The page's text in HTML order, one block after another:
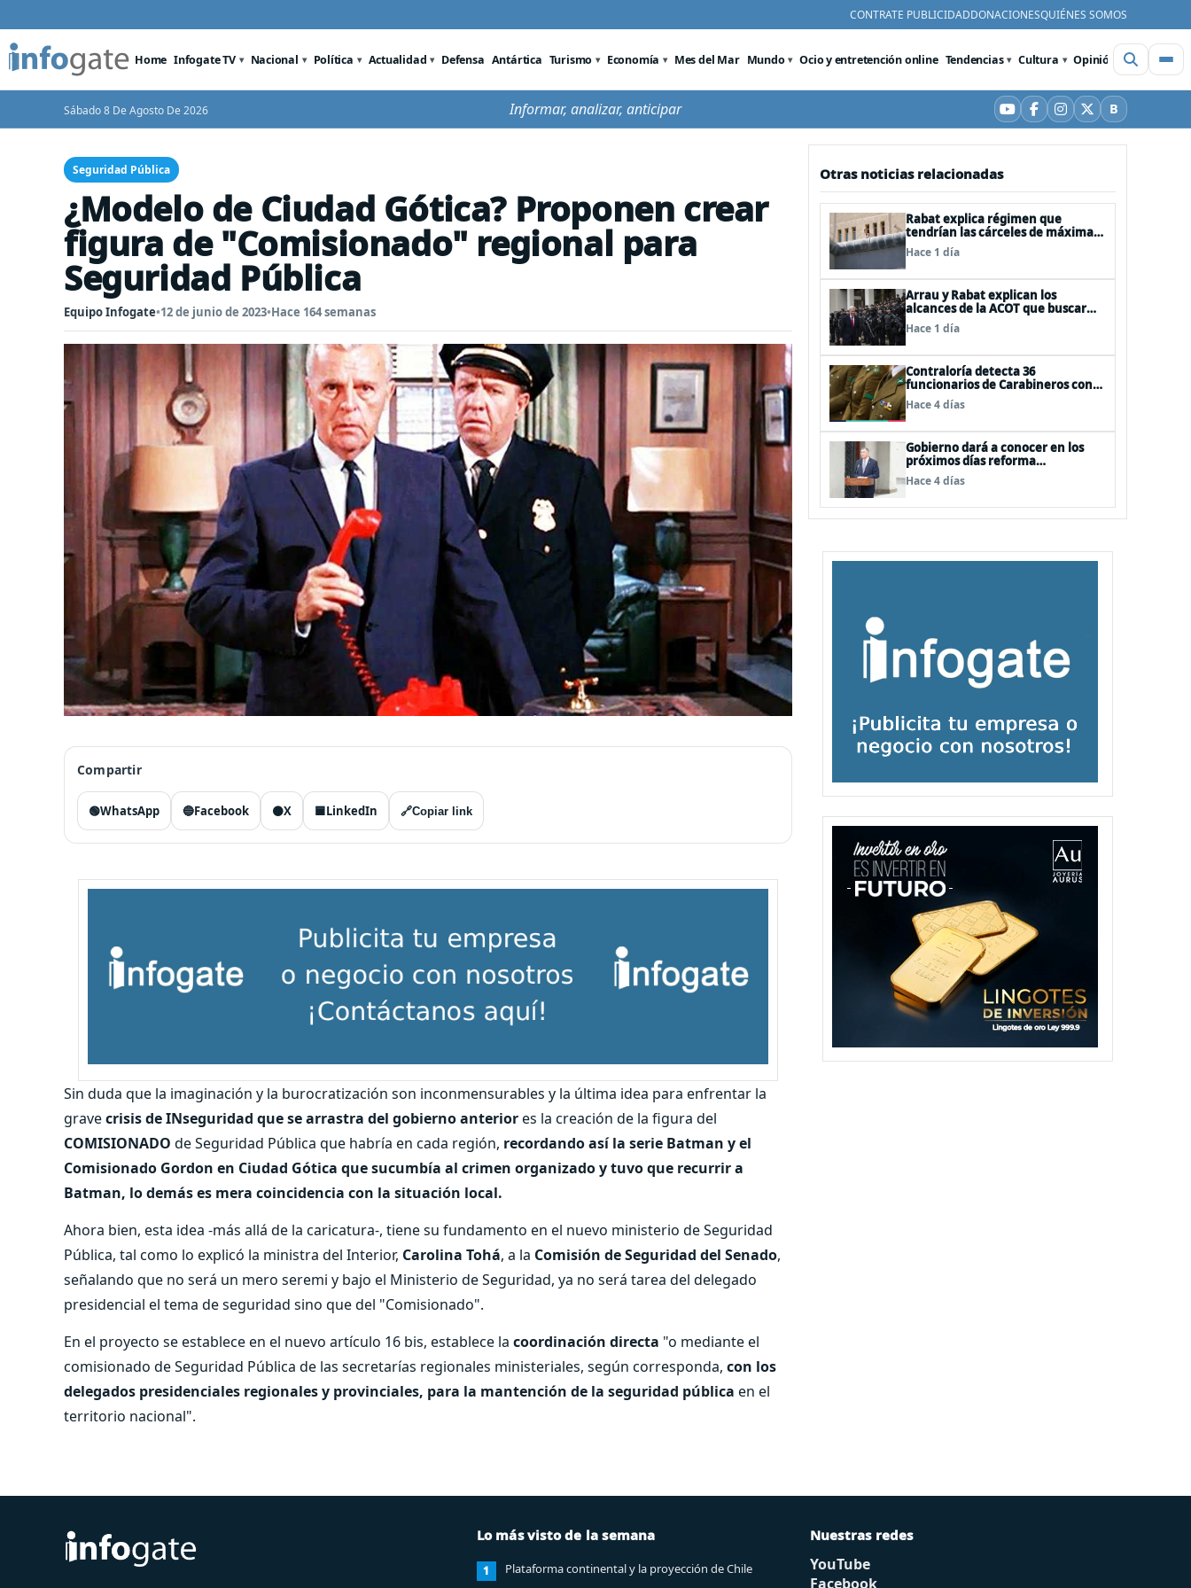
CONTRATE PUBLICIDADDONACIONESQUIÉNES SOMOS
Home Infogate TV Nacional Política Actualidad Defensa Antártica Turismo Economía Mes del Mar Mundo Ocio y entretención online Tendencias Cultura Opinión Videos
Sábado 8 De Agosto De 2026 Informar, analizar, anticipar YouTube
Facebook
Instagram
X BBluesky
Seguridad Pública
¿Modelo de Ciudad Gótica? Proponen crear
figura de "Comisionado" regional para
Seguridad Pública
Equipo Infogate•12 de junio de 2023•Hace 164 semanas
Compartir
🟢WhatsApp 🔵Facebook ⚫X 🟦LinkedIn 🔗Copiar link
Sin duda que la imaginación y la burocratización son inconmensurables y la última idea para enfrentar la
gravecrisis de INseguridad que se arrastra del gobierno anteriores la creación de la figura del
COMISIONADO de Seguridad Pública que habría en cada región, recordando así la serie Batman y el
Comisionado Gordon en Ciudad Gótica que sucumbía al crimen organizado y tuvo que recurrir a
Batman, lo demás es mera coincidencia con la situación local.
Ahora bien, esta idea -más allá de la caricatura-, tiene su fundamento en el nuevo ministerio de Seguridad
Pública, tal como lo explicó la ministra del Interior, Carolina Tohá, a la Comisión de Seguridad del Senado,
señalando que no será un mero seremi y bajo el Ministerio de Seguridad, ya no será tarea del delegado
presidencial el tema de seguridad sino que del "Comisionado".
En el proyecto se establece en el nuevo artículo 16 bis, establece la coordinación directa "o mediante el
comisionado de Seguridad Pública de las secretarías regionales ministeriales, según corresponda, con los
delegados presidenciales regionales y provinciales, para la mantención de la seguridad pública en el
territorio nacional".
Otras noticias relacionadas
Rabat explica régimen que
tendrían las cárceles de máxima
seguridad
Hace 1 día
Arrau y Rabat explican los
alcances de la ACOT que buscar
reforzar la seguridad
Hace 1 día
Contraloría detecta 36
funcionarios de Carabineros con
dos contratos para las mismas
funciones
Hace 4 días
Gobierno dará a conocer en los
próximos días reforma
constitucional enfocada a la
seguridad
Hace 4 días
Lo más visto de la semana
1 Plataforma continental y la proyección de Chile
Nuestras redes
YouTube
Facebook